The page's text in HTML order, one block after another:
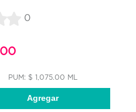
0
PUM: $ 1,075.00 ML
Agregar